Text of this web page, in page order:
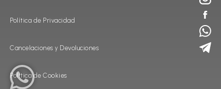
Política de Privacidad
Cancelaciones y Devoluciones
Política de Cookies